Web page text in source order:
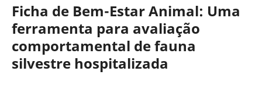
Ficha de Bem-Estar Animal: Uma
ferramenta para avaliação
comportamental de fauna
silvestre hospitalizada